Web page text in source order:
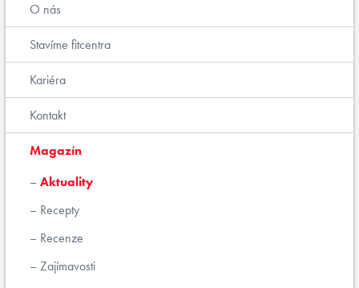
O nás
Stavíme fitcentra
Kariéra
Kontakt
Magazín
Aktuality
Recepty
Recenze
Zajímavosti